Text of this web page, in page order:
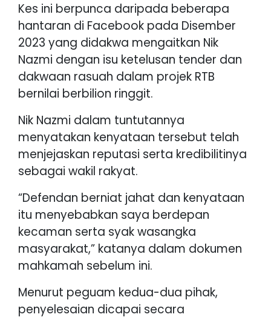
Kes ini berpunca daripada beberapa
hantaran di Facebook pada Disember
2023 yang didakwa mengaitkan Nik
Nazmi dengan isu ketelusan tender dan
dakwaan rasuah dalam projek RTB
bernilai berbilion ringgit.
Nik Nazmi dalam tuntutannya
menyatakan kenyataan tersebut telah
menjejaskan reputasi serta kredibilitinya
sebagai wakil rakyat.
“Defendan berniat jahat dan kenyataan
itu menyebabkan saya berdepan
kecaman serta syak wasangka
masyarakat,” katanya dalam dokumen
mahkamah sebelum ini.
Menurut peguam kedua-dua pihak,
penyelesaian dicapai secara